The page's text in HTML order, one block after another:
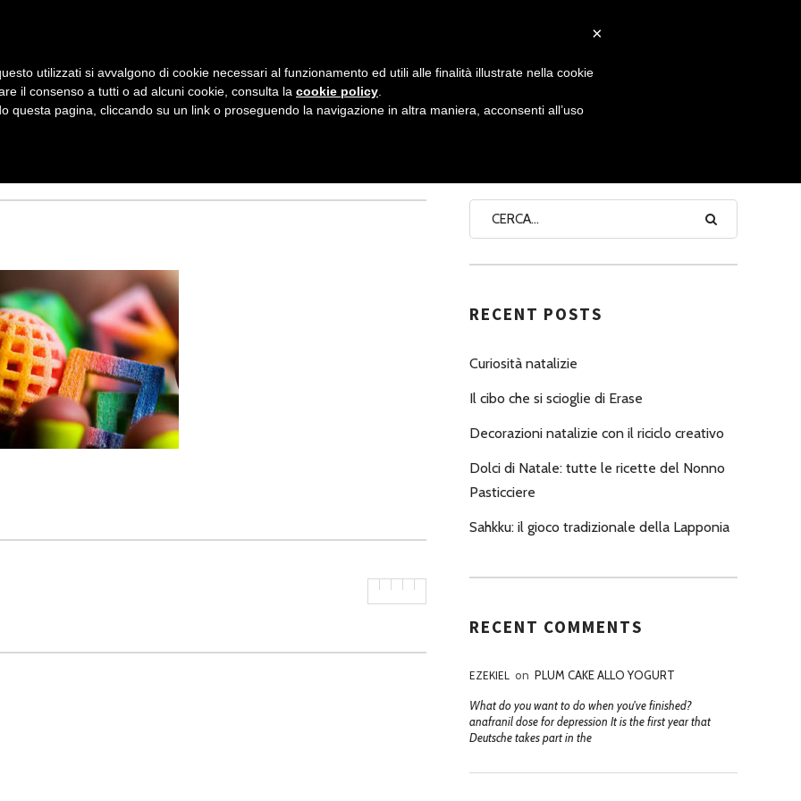
A
V
G
A
I
O
N
E
P
R
C
L
NONNO PASTICCIERE
– ARTE E
RECENT POSTS
Curiosità natalizie
Il cibo che si scioglie di Erase
Decorazioni natalizie con il riciclo creativo
Dolci di Natale: tutte le ricette del Nonno
Pasticciere
Sahkku: il gioco tradizionale della Lapponia
RECENT COMMENTS
EZEKIEL on PLUM CAKE ALLO YOGURT
What do you want to do when you've finished?
anafranil dose for depression It is the first year that
Deutsche takes part in the
×
utilizzati si avvalgono di cookie necessari al funzionamento ed utili alle finalità illustrate nella cookie
il consenso a tutti o ad alcuni cookie, consulta la cookie policy
questa pagina, cliccando su un link o proseguendo la navigazione in altra maniera, acconsenti all’uso